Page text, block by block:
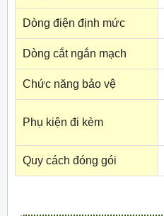
Dòng điện định mức
Dòng cắt ngắn mạch
Chức năng bảo vệ
Phụ kiện đi kèm
Quy cách đóng gói